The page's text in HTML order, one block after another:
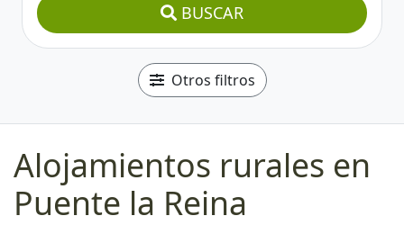
BUSCAR
Otros filtros
Alojamientos rurales en
Puente la Reina